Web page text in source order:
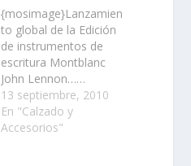
{mosimage}Lanzamien
to global de la Edición
de instrumentos de
escritura Montblanc
John Lennon……
13 septiembre, 2010
En "Calzado y
Accesorios"